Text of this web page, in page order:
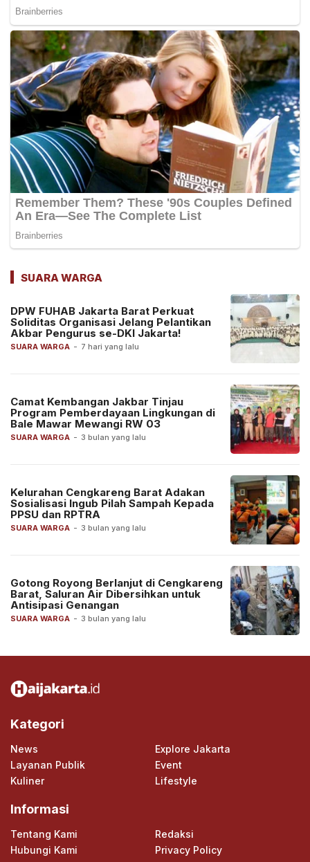
SUARA WARGA
SUARA WARGA - 7 hari yang lalu
DPW FUHAB Jakarta Barat Perkuat
Soliditas Organisasi Jelang Pelantikan
Akbar Pengurus se-DKI Jakarta!
SUARA WARGA - 3 bulan yang lalu
Camat Kembangan Jakbar Tinjau
Program Pemberdayaan Lingkungan di
Bale Mawar Mewangi RW 03
SUARA WARGA - 3 bulan yang lalu
Kelurahan Cengkareng Barat Adakan
Sosialisasi Ingub Pilah Sampah Kepada
PPSU dan RPTRA
SUARA WARGA - 3 bulan yang lalu
Gotong Royong Berlanjut di Cengkareng
Barat, Saluran Air Dibersihkan untuk
Antisipasi Genangan
Kategori
News
Explore Jakarta
Layanan Publik
Event
Kuliner
Lifestyle
Informasi
Tentang Kami
Redaksi
Hubungi Kami
Privacy Policy